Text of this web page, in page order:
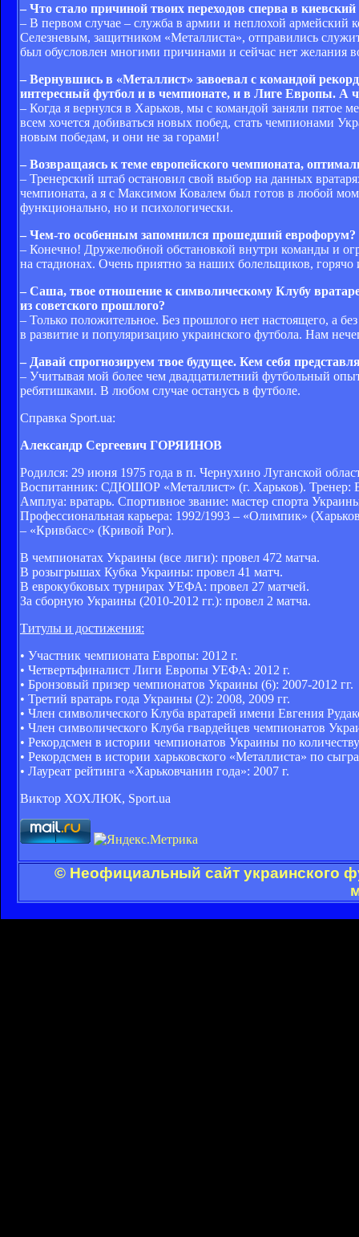
– Что стало причиной твоих переходов сперва в
– В первом случае – служба в армии и неплохой
Селезневым, защитником «Металлиста», отправились
был обусловлен многими причинами и сейчас нет желания
– Вернувшись в «Металлист» завоевал с командой
интересный футбол и в чемпионате, и в Лиге Европы. А
– Когда я вернулся в Харьков, мы с командой заняли пятое
всем хочется добиваться новых побед, стать чемпионами
новым победам, и они не за горами!
– Возвращаясь к теме европейского чемпионата,
– Тренерский штаб остановил свой выбор на данных
чемпионата, а я с Максимом Ковалем был готов в любой
функционально, но и психологически.
– Чем-то особенным запомнился прошедший еврофорум?
– Конечно! Дружелюбной обстановкой внутри команды и
на стадионах. Очень приятно за наших болельщиков,
– Саша, твое отношение к символическому Клубу
из советского прошлого?
– Только положительное. Без прошлого нет настоящего, а
в развитие и популяризацию украинского футбола. Нам
– Давай спрогнозируем твое будущее. Кем себя
– Учитывая мой более чем двадцатилетний футбольный
ребятишками. В любом случае останусь в футболе.
Справка Sport.ua:
Александр Сергеевич ГОРЯИНОВ
Родился: 29 июня 1975 года в п. Чернухино Луганской
Воспитанник: СДЮШОР «Металлист» (г. Харьков). Тренер:
Амплуа: вратарь. Спортивное звание: мастер спорта
Профессиональная карьера: 1992/1993 – «Олимпик»
– «Кривбасс» (Кривой Рог).
В чемпионатах Украины (все лиги): провел 472 матча.
В розыгрышах Кубка Украины: провел 41 матч.
В еврокубковых турнирах УЕФА: провел 27 матчей.
За сборную Украины (2010-2012 гг.): провел 2 матча.
Титулы и достижения:
• Участник чемпионата Европы: 2012 г.
• Четвертьфиналист Лиги Европы УЕФА: 2012 г.
• Бронзовый призер чемпионатов Украины (6): 2007-2012 гг.
• Третий вратарь года Украины (2): 2008, 2009 гг.
• Член символического Клуба вратарей имени Евгения
• Член символического Клуба гвардейцев чемпионатов
• Рекордсмен в истории чемпионатов Украины по
• Рекордсмен в истории харьковского «Металлиста» по
• Лауреат рейтинга «Харьковчанин года»: 2007 г.
Виктор ХОХЛЮК, Sport.ua
© Неофициальный сайт украинского